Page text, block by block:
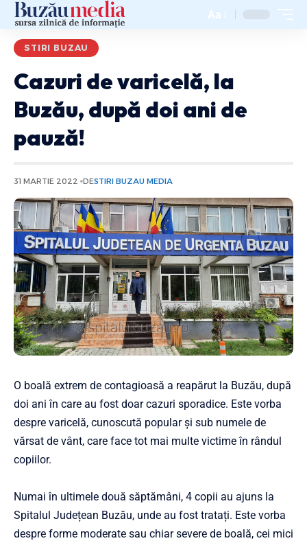
Aa
STIRI BUZAU
Cazuri de varicelă, la
Buzău, după doi ani de
pauză!
31 MARTIE 2022 DESTIRI BUZAU MEDIA
O boală extrem de contagioasă a reapărut la Buzău, după
doi ani în care au fost doar cazuri sporadice. Este vorba
despre varicelă, cunoscută popular și sub numele de
vărsat de vânt, care face tot mai multe victime în rândul
copiilor.
Numai în ultimele două săptămâni, 4 copii au ajuns la
Spitalul Județean Buzău, unde au fost tratați. Este vorba
despre forme moderate sau chiar severe de boală, cei mici